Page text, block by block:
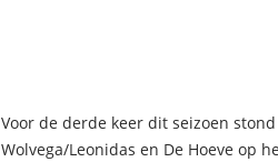
Voor de derde keer dit seizoen
Wolvega/Leonidas en De Hoeve op